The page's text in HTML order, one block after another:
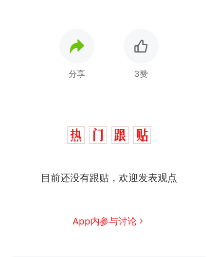
分享 3赞
目前还没有跟贴，欢迎发表观点
App内参与讨论
因老师一句“跟我回家”改写了
眼了……
十多万人报名的考试，成绩全
部作废，公平么？